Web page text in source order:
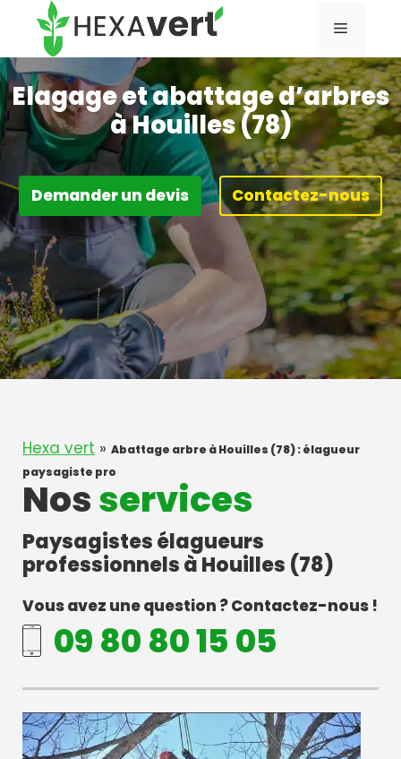
contenu
Menu
Elagage et abattage d’arbres
à Houilles (78)
Demander un devis Contactez-nous
Hexa vert » Abattage arbre à Houilles (78) : élagueur
paysagiste pro
Nosservices
Paysagistes élagueurs
professionnels à Houilles (78)
Vous avez une question ? Contactez-nous !
09 80 80 15 05